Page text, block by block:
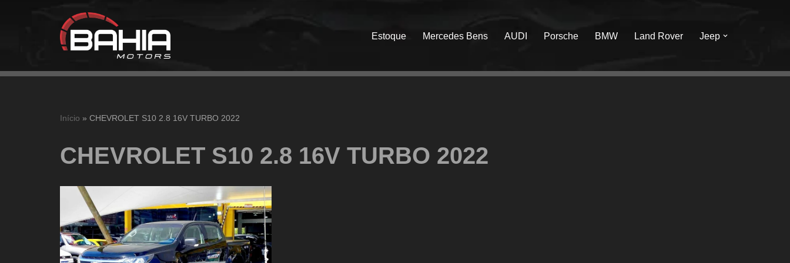
Estoque Mercedes Bens AUDI Porsche BMW Land Rover Jeep
Início » CHEVROLET S10 2.8 16V TURBO 2022
CHEVROLET S10 2.8 16V TURBO 2022